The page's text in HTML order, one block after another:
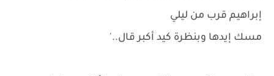
إبراهيم قرب من ليلي
مسك إيدها وبنظرة كيد أكبر قال..'